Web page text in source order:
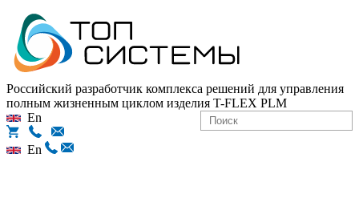
Российский разработчик комплекса решений для управления
полным жизненным циклом изделия T-FLEX PLM
En
En